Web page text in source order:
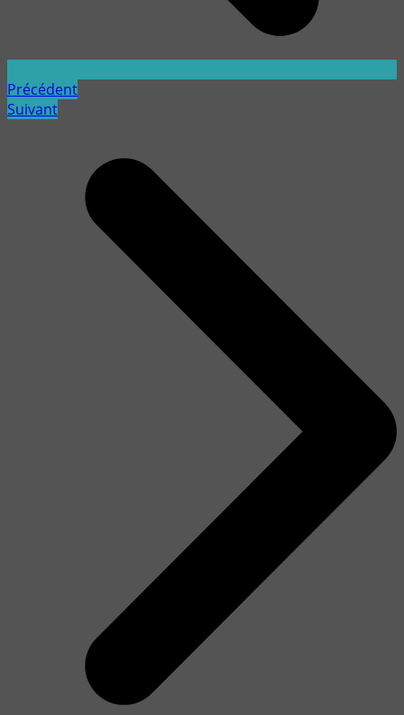
Précédent
Suivant